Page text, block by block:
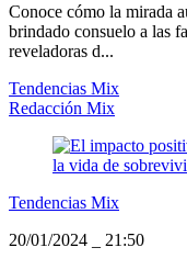
Conoce cómo la mirada
brindado consuelo a las
reveladoras d...
Tendencias Mix
Redacción Mix
Tendencias Mix
20/01/2024
21:50